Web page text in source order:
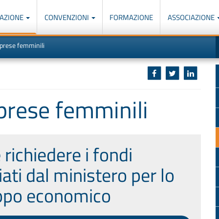
CONVENZIONI FORMAZIONE ASSOCIAZIONE
femminili
femminili
richiedere i fondi
dal ministero per lo
economico